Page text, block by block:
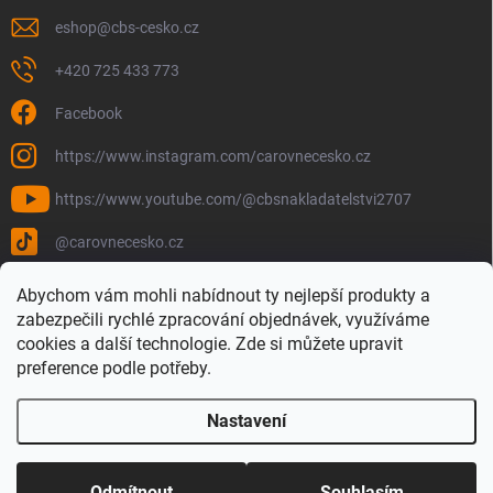
Abychom vám mohli nabídnout ty nejlepší produkty a
zabezpečili rychlé zpracování objednávek, využíváme
cookies a další technologie. Zde si můžete upravit
preference podle potřeby.
Nastavení
eshop@cbs-cesko.cz
+420 725 433 773
Facebook
https://www.instagram.com/carovnecesko.cz
https://www.youtube.com/@cbsnakladatelstvi2707
@carovnecesko.cz
Copyright 2026Čarovné Česko - Knihy, Mapy a Mapová móda. Všechna
práva vyhrazena.
Upravit nastavení cookies